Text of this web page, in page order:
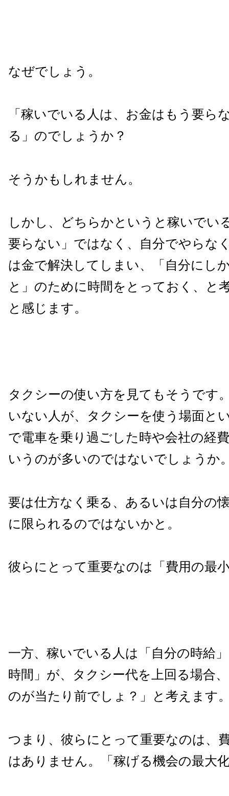
なぜでしょう。
「稼いでいる人は、お金はもう要ら
る」のでしょうか？
そうかもしれません。
しかし、どちらかというと稼いでい
要らない」ではなく、自分でやらな
は金で解決してしまい、「自分にし
と」のために時間をとっておく、と
と感じます。
タクシーの使い方を見てもそうです
いない人が、タクシーを使う場面と
で電車を乗り過ごした時や会社の経
いうのが多いのではないでしょうか
要は仕方なく乗る、あるいは自分の
に限られるのではないかと。
彼らにとって重要なのは「費用の最
一方、稼いでいる人は「自分の時給
時間」が、タクシー代を上回る場合
のが当たり前でしょ？」と考えます
つまり、彼らにとって重要なのは、
はありません。「稼げる機会の最大